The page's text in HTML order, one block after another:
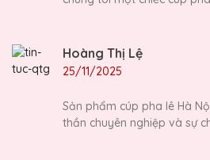
Hoàng Thị Lệ
25/11/2025
Sản phẩm cúp pha lê Hà
thần chuyên nghiệp và sự